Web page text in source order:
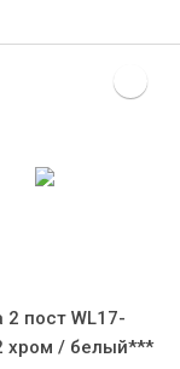
2 пост WL17-
хром / белый***